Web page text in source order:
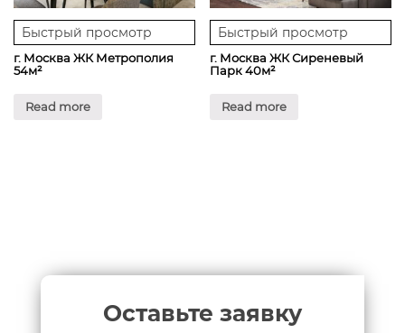
Быстрый просмотр
г. Москва ЖК Метрополия
54м²
Read more
Быстрый просмотр
г. Москва ЖК Сиреневый
Парк 40м²
Read more
Оставьте заявку